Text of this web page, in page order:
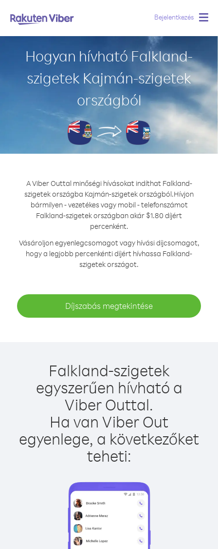
Bejelentkezés
Hogyan hívható Falkland-
szigetek Kajmán-szigetek
országból
A Viber Outtal minőségi hívásokat indíthat Falkland-
szigetek országba Kajmán-szigetek országból.Hívjon
bármilyen - vezetékes vagy mobil - telefonszámot
Falkland-szigetek országban akár $1.80 díjért
percenként.
Vásároljon egyenlegcsomagot vagy hívási díjcsomagot,
hogy a legjobb percenkénti díjért hívhassa Falkland-
szigetek országot.
Díjszabás megtekintése
Falkland-szigetek
egyszerűen hívható a
Viber Outtal.
Ha van Viber Out
egyenlege, a következőket
teheti: